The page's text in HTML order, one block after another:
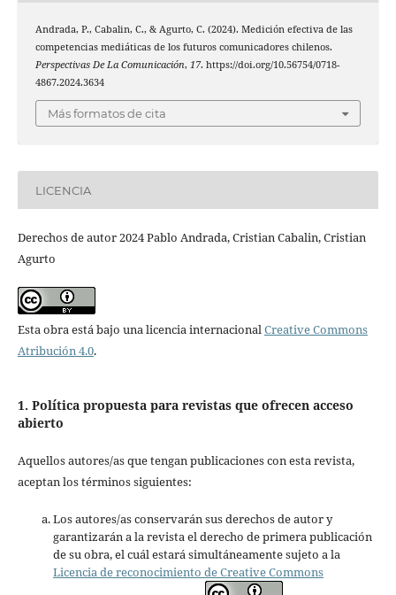
Andrada, P., Cabalin, C., & Agurto, C. (2024). Medición efectiva de las
competencias mediáticas de los futuros comunicadores chilenos.
Perspectivas De La Comunicación, 17. https://doi.org/10.56754/0718-
4867.2024.3634
Más formatos de cita
LICENCIA
Derechos de autor 2024 Pablo Andrada, Cristian Cabalin, Cristian
Agurto
Esta obra está bajo una licencia internacionalCreative Commons
Atribución 4.0.
1. Política propuesta para revistas que ofrecen acceso
abierto
Aquellos autores/as que tengan publicaciones con esta revista,
aceptan los términos siguientes:
Los autores/as conservarán sus derechos de autor y
garantizarán a la revista el derecho de primera publicación
de su obra, el cuál estará simultáneamente sujeto a la
Licencia de reconocimiento de Creative Commons